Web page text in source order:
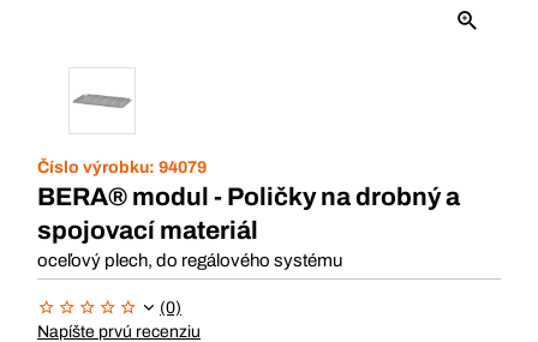
Číslo výrobku: 94079
BERA® modul - Poličky na drobný a
spojovací materiál
oceľový plech, do regálového systému
(0)
Napíšte prvú recenziu